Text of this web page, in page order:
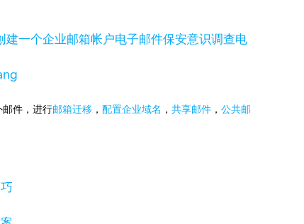
建一个企业邮箱帐户电子邮件保安意识调查电
件，进行邮箱迁移 ，配置企业域名 ，共享邮件 ，公共邮